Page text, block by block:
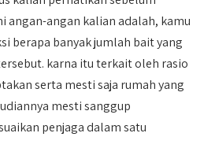
angan-angan kalian adalah, kamu
berapa banyak jumlah bait yang
karna itu terkait oleh rasio
serta mesti saja rumah yang
mesti sanggup
penjaga dalam satu